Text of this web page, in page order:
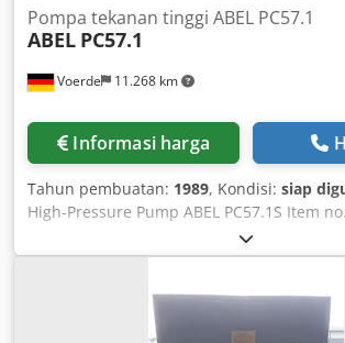
Voerde 11.268 km
Pompa tekanan tinggi ABEL PC57.1
ABEL PC57.1
Informasi harga
Tahun pembuatan: 1989, Kondisi: siap
High-Pressure Pump ABEL PC57.1S Item
1102-P51 Unit: High-Pressure Pump Model:
Machine no.: 12042E9 Crjdpfx Ahjd